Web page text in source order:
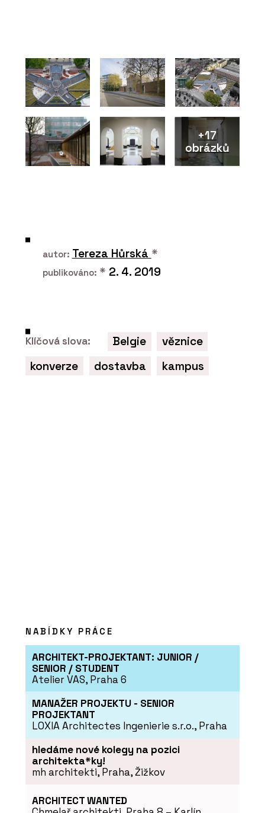
O FIRMĚ
Tropická džungle pod střechou: jak
mění architekturu zelená atria
PRODUKTY
Zelená atria Jungle House - Jungle
Interiors
PRODUKTY
+17
obrázků
autor: Tereza Hůrská *
publikováno: * 2. 4. 2019
Klíčová slova: Belgie
věznice
konverze
dostavba kampus
NABÍDKY PRÁCE
ARCHITEKT-PROJEKTANT: JUNIOR /
SENIOR / STUDENT
Atelier VAS, Praha 6
MANAŽER PROJEKTU - SENIOR
PROJEKTANT
LOXIA Architectes Ingenierie s.r.o., Praha
hledáme nové kolegy na pozici
architekta*ky!
mh architekti, Praha, Žižkov
ARCHITECT WANTED